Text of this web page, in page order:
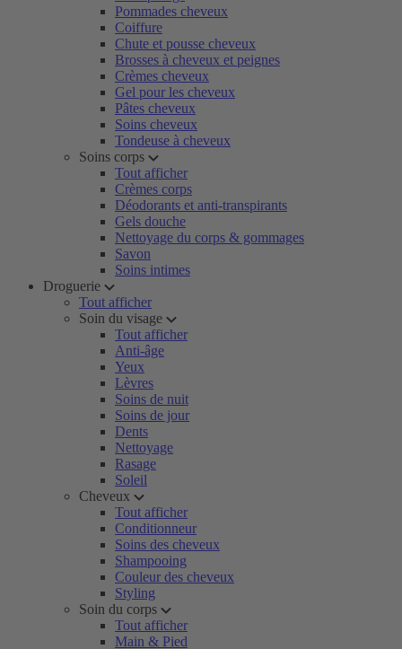
Pommades cheveux
Coiffure
Chute et pousse cheveux
Brosses à cheveux et peignes
Crèmes cheveux
Gel pour les cheveux
Pâtes cheveux
Soins cheveux
Tondeuse à cheveux
Soins corps
Tout afficher
Crèmes corps
Déodorants et anti-transpirants
Gels douche
Nettoyage du corps & gommages
Savon
Soins intimes
Droguerie
Tout afficher
Soin du visage
Tout afficher
Anti-âge
Yeux
Lèvres
Soins de nuit
Soins de jour
Dents
Nettoyage
Rasage
Soleil
Cheveux
Tout afficher
Conditionneur
Soins des cheveux
Shampooing
Couleur des cheveux
Styling
Soin du corps
Tout afficher
Main & Pied